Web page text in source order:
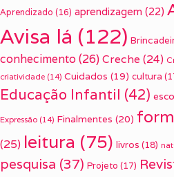
Aprendizado (16) aprendizagem (22)
Avisa lá (122)
conhecimento(26) Creche (24)
criatividade (14) Cuidados (19) cultura
Educação Infantil (42)
Expressão (14) Finalmentes (20)
(25) leitura (75) livros (18)
pesquisa (37) Projeto (17)